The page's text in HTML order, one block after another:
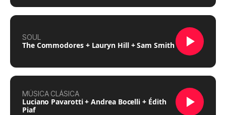
SOUL
The Commodores + Lauryn Hill + Sam Smith
MÚSICA CLÁSICA
Luciano Pavarotti + Andrea Bocelli + Édith
Piaf